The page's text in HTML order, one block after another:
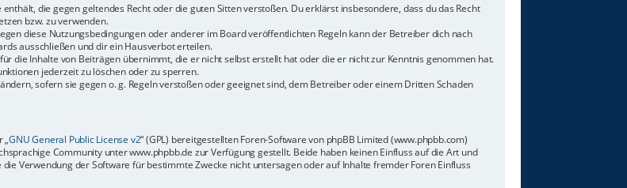
die gegen geltendes Recht oder die guten Sitten verstoßen. Du erklärst insbesondere, dass du das Recht
bzw. zu verwenden.
diese Nutzungsbedingungen oder anderer im Board veröffentlichten Regeln kann der Betreiber dich nach
ausschließen und dir ein Hausverbot erteilen.
die Inhalte von Beiträgen übernimmt, die er nicht selbst erstellt hat oder die er nicht zur Kenntnis genommen hat.
jederzeit zu löschen oder zu sperren.
sofern sie gegen o. g. Regeln verstoßen oder geeignet sind, dem Betreiber oder einem Dritten Schaden
„GNU General Public License v2“ (GPL) bereitgestellten Foren-Software von phpBB Limited (www.phpbb.com)
Community unter www.phpbb.de zur Verfügung gestellt. Beide haben keinen Einfluss auf die Art und
Verwendung der Software für bestimmte Zwecke nicht untersagen oder auf Inhalte fremder Foren Einfluss